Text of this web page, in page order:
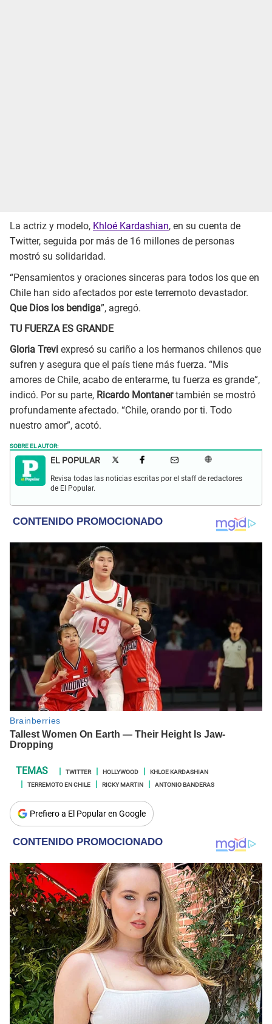
La actriz y modelo, Khloé Kardashian, en su cuenta de
Twitter, seguida por más de 16 millones de personas
mostró su solidaridad.
“Pensamientos y oraciones sinceras para todos los que en
Chile han sido afectados por este terremoto devastador.
Que Dios los bendiga”, agregó.
TU FUERZA ES GRANDE
Gloria Trevi expresó su cariño a los hermanos chilenos que
sufren y asegura que el país tiene más fuerza. “Mis
amores de Chile, acabo de enterarme, tu fuerza es grande”,
indicó. Por su parte, Ricardo Montanertambién se mostró
profundamente afectado. “Chile, orando por ti. Todo
nuestro amor”, acotó.
SOBRE EL AUTOR:
EL POPULAR
Revisa todas las noticias escritas por el staff de redactores
de El Popular.
TWITTER HOLLYWOOD
KHLOE KARDASHIAN
TERREMOTO EN CHILE
RICKY MARTIN ANTONIO BANDERAS
Prefiero a El Popular en Google